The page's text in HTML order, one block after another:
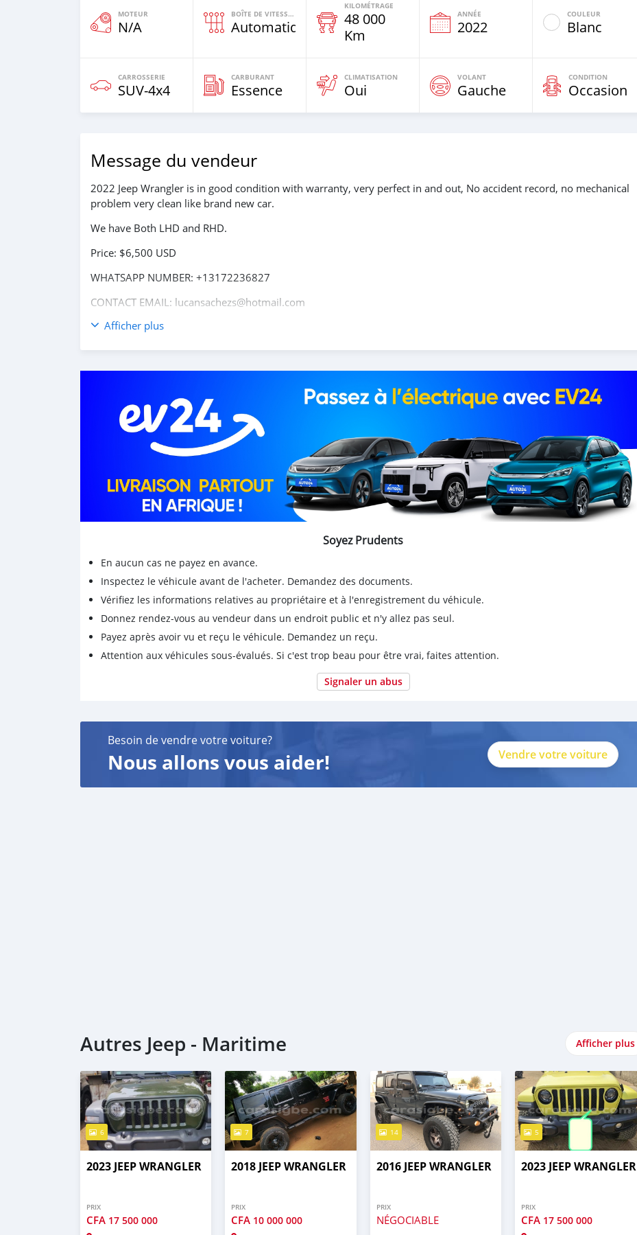
MOTEUR
N/A
BOÎTE DE VITESSES
Automatique
KILOMÉTRAGE
48 000
Km
ANNÉE
2022
COULEUR
Blanc
CARROSSERIE
SUV‒4x4
CARBURANT
Essence
CLIMATISATION
Oui
VOLANT
Gauche
CONDITION
Occasion
Message du vendeur
2022 Jeep Wrangler is in good condition with warranty, very perfect in and out, No accident record, no mechanical
problem very clean like brand new car.
We have Both LHD and RHD.
Price: $6,500 USD
WHATSAPP NUMBER: +13172236827
CONTACT EMAIL: lucansachezs@hotmail.com
Afficher plus
Soyez Prudents
En aucun cas ne payez en avance.
Inspectez le véhicule avant de l'acheter. Demandez des documents.
Vérifiez les informations relatives au propriétaire et à l'enregistrement du véhicule.
Donnez rendez-vous au vendeur dans un endroit public et n'y allez pas seul.
Payez après avoir vu et reçu le véhicule. Demandez un reçu.
Attention aux véhicules sous-évalués. Si c'est trop beau pour être vrai, faites attention.
Signaler un abus
Besoin de vendre votre voiture?
Nous allons vous aider! Vendre votre voiture
Autres Jeep - Maritime Afficher plus
6
2023 JEEP WRANGLER
PRIX
CFA 17 500 000
7
2018 JEEP WRANGLER
PRIX
CFA 10 000 000
14
2016 JEEP WRANGLER
PRIX
NÉGOCIABLE
5
2023 JEEP WRANGLER
PRIX
CFA 17 500 000